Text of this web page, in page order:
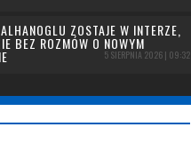
ZOSTAJE W INTERZE,
BEZ ROZMÓW O NOWYM
5 SIERPNIA 2026 | 09:32